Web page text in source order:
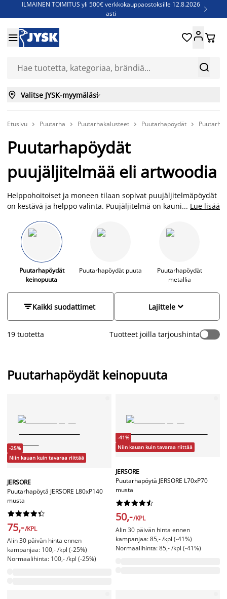
ILMAINEN TOIMITUS yli 500€ verkkokauppaostoksille 12.8.2026
asti

Jenkkisänkyjä - Säästä jopa 60%


 
 Valitse JYSK-myymäläsi
Etusivu  Puutarha  Puutarhakalusteet  Puutarhapöydät 
Puutarhapöydät
puujäljitelmää eli artwoodia
Helppohoitoiset ja moneen tilaan sopivat puujäljitelmäpöydät
on kestävä ja helppo valinta. Puujäljitelmä on kaunis ja
kestävä ja tyylikäs. Puujäljitelmästä valmistetut
puutarhapöydät löydät JYSKistä huippuedullisesti!
... Lue lisää
Puutarhapöydät
keinopuuta
Puutarhapöydät puuta
Puutarhapöydät
metallia
Kaikki suodattimet 
Lajittele
19 tuotetta Tuotteet joilla tarjoushinta
Puutarhapöydät keinopuuta
-25%
Niin kauan kuin tavaraa riittää
JERSORE
Puutarhapöytä JERSORE L80xP140
musta






75,-/KPL
Alin 30 päivän hinta ennen
kampanjaa: 100,- /kpl (-25%)
Normaalihinta: 100,- /kpl (-25%)
-41%
Niin kauan kuin tavaraa riittää
JERSORE
Puutarhapöytä JERSORE L70xP70
musta






50,-/KPL
Alin 30 päivän hinta ennen
kampanjaa: 85,- /kpl (-41%)
Normaalihinta: 85,- /kpl (-41%)